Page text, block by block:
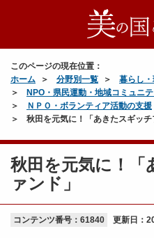
このページの現在位置：
ホーム
分野別一覧
暮らし
NPO・県民運動・地域コミュニテ
ＮＰＯ・ボランティア活動の支援
秋田を元気に！「あきたスギッチ
秋田を元気に！「
ァンド」
コンテンツ番号：61840 更新日：